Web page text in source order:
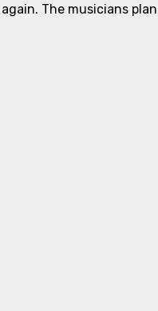
The musicians